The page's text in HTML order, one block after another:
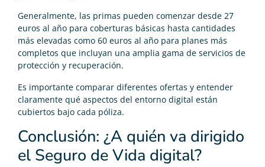
Generalmente, las primas pueden comenzar desde 27
euros al año para coberturas básicas hasta cantidades
más elevadas como 60 euros al año para planes más
completos que incluyan una amplia gama de servicios de
protección y recuperación.
Es importante comparar diferentes ofertas y entender
claramente qué aspectos del entorno digital están
cubiertos bajo cada póliza.
Conclusión: ¿A quién va dirigido
el Seguro de Vida digital?